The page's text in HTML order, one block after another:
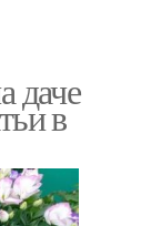
даче
в